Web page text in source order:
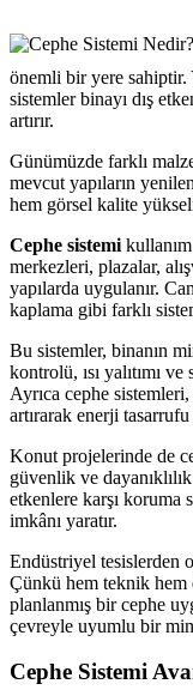
önemli bir yere sahiptir.
sistemler binayı dış
artırır.
Günümüzde farklı
mevcut yapıların
hem görsel kalite
Cephe sistemi
merkezleri, plazalar,
yapılarda uygulanır.
kaplama gibi farklı
Bu sistemler, binanın
kontrolü, ısı yalıtımı
Ayrıca cephe sistemleri,
artırarak enerji tasarrufu
Konut projelerinde de
güvenlik ve
etkenlere karşı koruma
imkânı yaratır.
Endüstriyel tesislerden
Çünkü hem teknik hem
planlanmış bir cephe
çevreyle uyumlu bir
Cephe Sistemi